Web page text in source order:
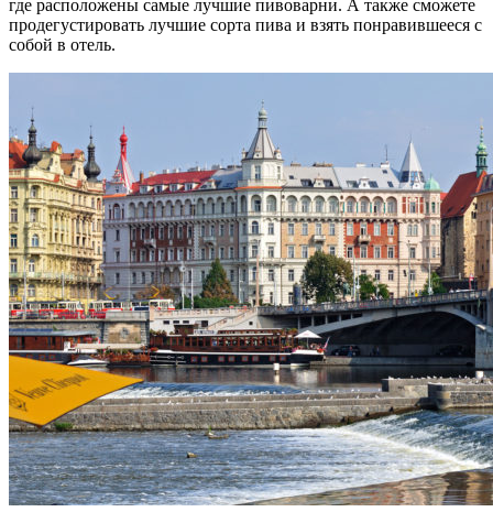
где расположены самые лучшие пивоварни. А также сможете
продегустировать лучшие сорта пива и взять понравившееся с
собой в отель.